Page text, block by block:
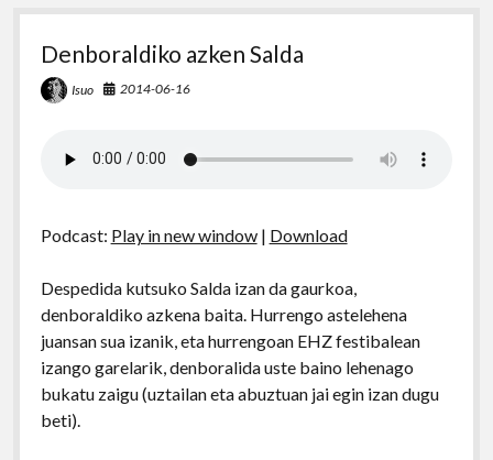
Denboraldiko azken Salda
Isuo 2014-06-16
Podcast: Play in new window| Download
Despedida kutsuko Salda izan da gaurkoa,
denboraldiko azkena baita. Hurrengo astelehena
juansan sua izanik, eta hurrengoan EHZ festibalean
izango garelarik, denboralida uste baino lehenago
bukatu zaigu (uztailan eta abuztuan jai egin izan dugu
beti).